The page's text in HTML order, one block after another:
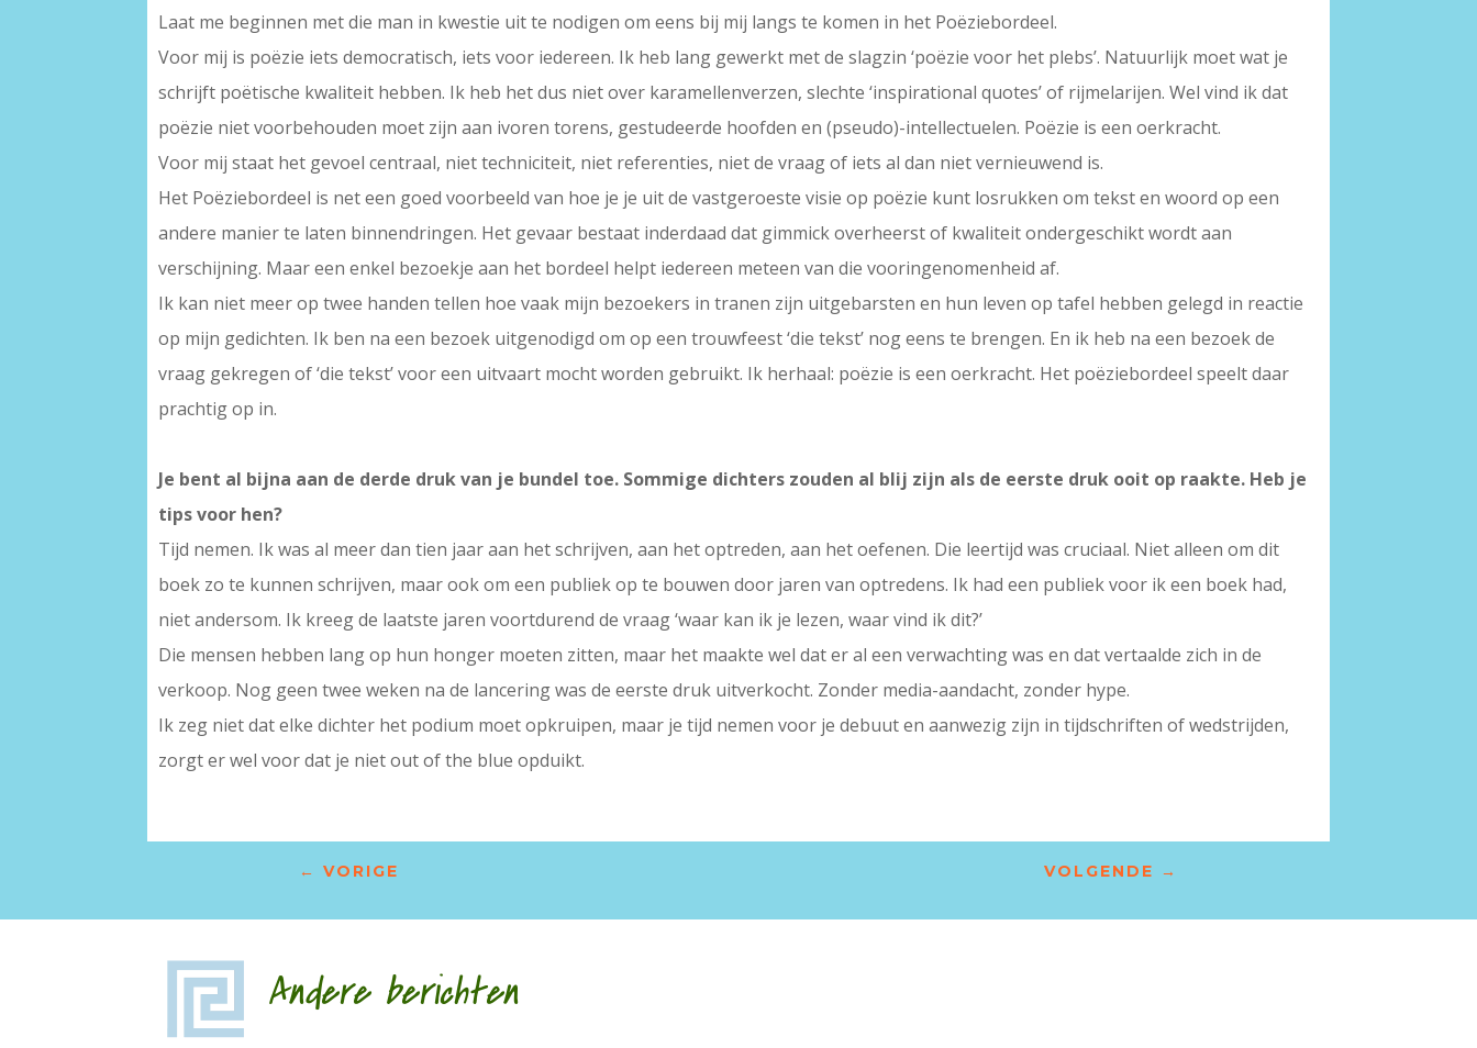
Laat me beginnen met die man in kwestie uit te nodigen om eens bij mij langs te komen in het Poëziebordeel.
Voor mij is poëzie iets democratisch, iets voor iedereen. Ik heb lang gewerkt met de slagzin ‘poëzie voor het plebs’. Natuurlijk moet wat je
schrijft poëtische kwaliteit hebben. Ik heb het dus niet over karamellenverzen, slechte ‘inspirational quotes’ of rijmelarijen. Wel vind ik dat
poëzie niet voorbehouden moet zijn aan ivoren torens, gestudeerde hoofden en (pseudo)-intellectuelen. Poëzie is een oerkracht.
Voor mij staat het gevoel centraal, niet techniciteit, niet referenties, niet de vraag of iets al dan niet vernieuwend is.
Het Poëziebordeel is net een goed voorbeeld van hoe je je uit de vastgeroeste visie op poëzie kunt losrukken om tekst en woord op een
andere manier te laten binnendringen. Het gevaar bestaat inderdaad dat gimmick overheerst of kwaliteit ondergeschikt wordt aan
verschijning. Maar een enkel bezoekje aan het bordeel helpt iedereen meteen van die vooringenomenheid af.
Ik kan niet meer op twee handen tellen hoe vaak mijn bezoekers in tranen zijn uitgebarsten en hun leven op tafel hebben gelegd in reactie
op mijn gedichten. Ik ben na een bezoek uitgenodigd om op een trouwfeest ‘die tekst’ nog eens te brengen. En ik heb na een bezoek de
vraag gekregen of ‘die tekst’ voor een uitvaart mocht worden gebruikt. Ik herhaal: poëzie is een oerkracht. Het poëziebordeel speelt daar
prachtig op in.
Je bent al bijna aan de derde druk van je bundel toe. Sommige dichters zouden al blij zijn als de eerste druk ooit op raakte. Heb je
tips voor hen?
Tijd nemen. Ik was al meer dan tien jaar aan het schrijven, aan het optreden, aan het oefenen. Die leertijd was cruciaal. Niet alleen om dit
boek zo te kunnen schrijven, maar ook om een publiek op te bouwen door jaren van optredens. Ik had een publiek voor ik een boek had,
niet andersom. Ik kreeg de laatste jaren voortdurend de vraag ‘waar kan ik je lezen, waar vind ik dit?’
Die mensen hebben lang op hun honger moeten zitten, maar het maakte wel dat er al een verwachting was en dat vertaalde zich in de
verkoop. Nog geen twee weken na de lancering was de eerste druk uitverkocht. Zonder media-aandacht, zonder hype.
Ik zeg niet dat elke dichter het podium moet opkruipen, maar je tijd nemen voor je debuut en aanwezig zijn in tijdschriften of wedstrijden,
zorgt er wel voor dat je niet out of the blue opduikt.
← VORIGE VOLGENDE →
Andere berichten